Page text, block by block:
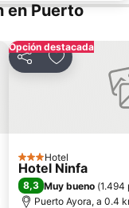
en Puerto
Opción destacada
CompartirAgregar a
3 Estrellas
Hotel
Hotel Ninfa
8,3 Muy bueno (1.494
Puerto Ayora, a 0.4